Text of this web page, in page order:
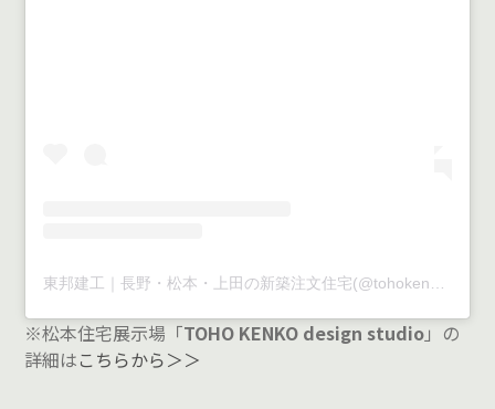
※松本住宅展示場「TOHO KENKO design studio」の
詳細はこちらから＞＞